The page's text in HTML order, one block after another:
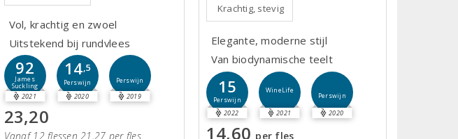
Vol, krachtig en zwoel
Uitstekend bij rundvlees
92
James
Suckling
2021
14,5
Perswijn
2020
Perswijn
2019
23,20
Vanaf 12 flessen 21,27 per fles
Krachtig, stevig
Elegante, moderne stijl
Van biodynamische teelt
15
Perswijn
2022
WineLife
2021
Perswijn
2020
14,60 per fles